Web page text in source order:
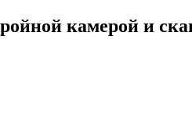
камерой и